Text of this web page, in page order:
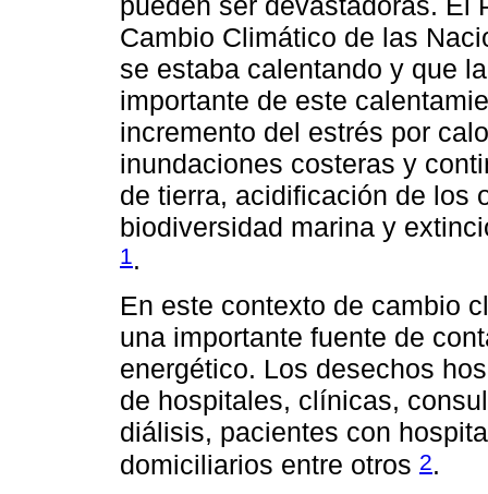
Cambio Climático de las
se estaba calentando y que
importante de este
incremento del estrés por
inundaciones costeras y
de tierra, acidificación de los
biodiversidad marina y
1.
En este contexto de cambio
una importante fuente de
energético. Los desechos
de hospitales, clínicas,
diálisis, pacientes con
domiciliarios entre otros 2.